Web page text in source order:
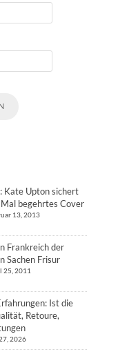
Kate Upton sichert
begehrtes Cover
13, 2013
Frankreich der
Sachen Frisur
25, 2011
Ist die
Retoure,
2026